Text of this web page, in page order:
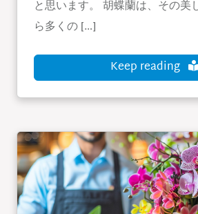
と思います。 胡蝶蘭は、その美
ら多くの […]
Keep reading